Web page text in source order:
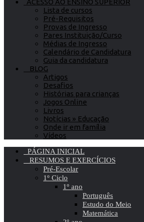
ACESSO AO ENSINO SUPERIOR
Lista de cursos
Pré-Requisitos
Provas de Ingresso
Pares Instituição/Curso
Médias de Ingresso
Calendário de Candidatura
Guia da candidatura
BLOG
Artigos
Desafios
Histórias para crianças
Jogos Online
Livros
Notícias » Educação
Onde ir em família
Vídeos
PÁGINA INICIAL
RESUMOS E EXERCÍCIOS
Pré-Escolar
1º Ciclo
1º ano
Português
Estudo do Meio
Matemática